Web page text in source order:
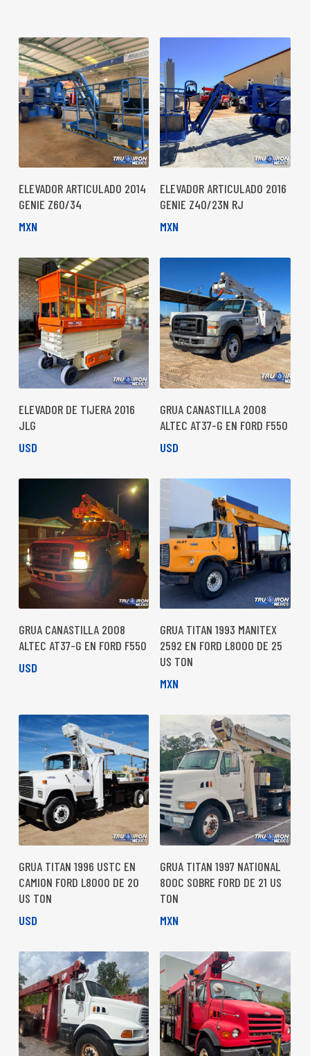
ELEVADOR ARTICULADO 2014
GENIE Z60/34
MXN
ELEVADOR ARTICULADO 2016
GENIE Z40/23N RJ
MXN
ELEVADOR DE TIJERA 2016
JLG
USD
GRUA CANASTILLA 2008
ALTEC AT37-G EN FORD F550
USD
GRUA CANASTILLA 2008
ALTEC AT37-G EN FORD F550
USD
GRUA TITAN 1993 MANITEX
2592 EN FORD L8000 DE 25
US TON
MXN
GRUA TITAN 1996 USTC EN
CAMION FORD L8000 DE 20
US TON
USD
GRUA TITAN 1997 NATIONAL
800C SOBRE FORD DE 21 US
TON
MXN